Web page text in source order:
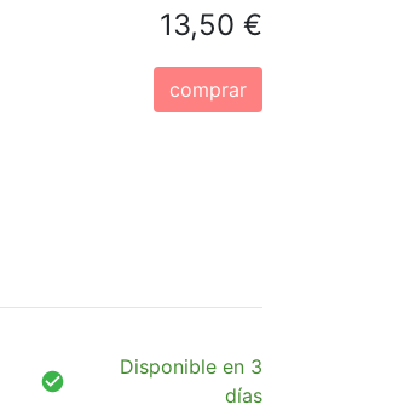
13,50 €
comprar
Disponible en 3
días